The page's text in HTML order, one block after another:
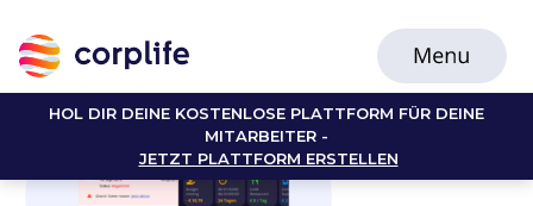
HOL DIR DEINE KOSTENLOSE PLATTFORM FÜR DEINE
MITARBEITER -
JETZT PLATTFORM ERSTELLEN